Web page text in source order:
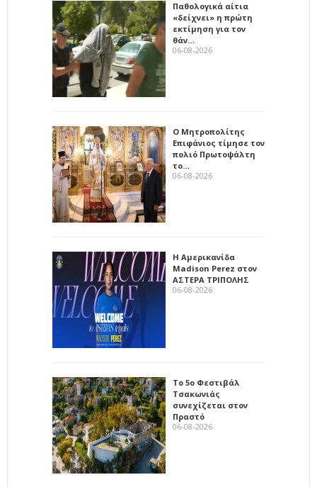
Παθολογικά αίτια
«δείχνει» η πρώτη
εκτίμηση για τον
θάν…
06-08-2026
Ο Μητροπολίτης
Επιφάνιος τίμησε τον
πολιό Πρωτοψάλτη
το…
06-08-2026
Η Αμερικανίδα
Madison Perez στον
ΑΣΤΕΡΑ ΤΡΙΠΟΛΗΣ
06-08-2026
Το 5ο Φεστιβάλ
Τσακωνιάς
συνεχίζεται στον
Πραστό
06-08-2026